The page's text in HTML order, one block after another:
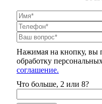
Нажимая на кнопку, вы
обработку
соглашение.
Что больше, 2 или 8?